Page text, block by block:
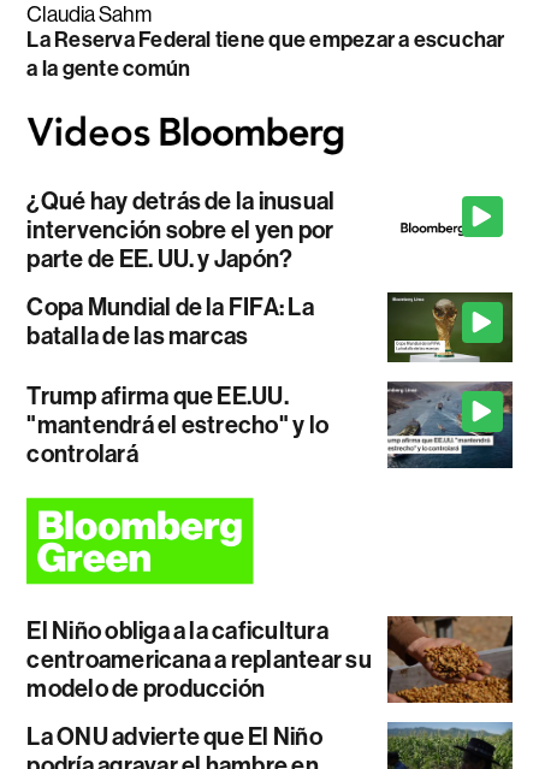
Claudia Sahm
La Reserva Federal tiene que empezar a escuchar
a la gente común
¿Qué hay detrás de la inusual
intervención sobre el yen por
parte de EE. UU. y Japón?
Copa Mundial de la FIFA: La
batalla de las marcas
Trump afirma que EE.UU.
"mantendrá el estrecho" y lo
controlará
El Niño obliga a la caficultura
centroamericana a replantear su
modelo de producción
La ONU advierte que El Niño